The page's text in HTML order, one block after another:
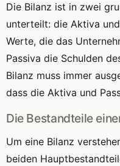
Die Bilanz ist in zwei
unterteilt: die Aktiva
Werte, die das
Passiva die Schulden
Bilanz muss immer
dass die Aktiva und
Die Bestandteile
Um eine Bilanz
beiden